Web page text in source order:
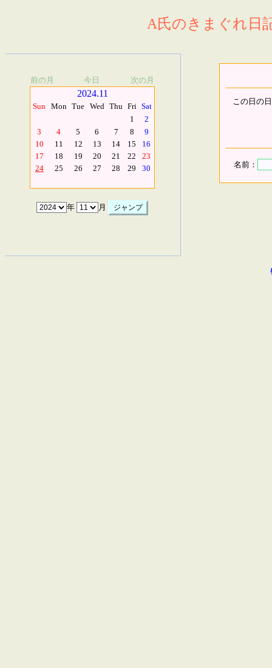
A氏のきまぐれ日
前の月 今日 次の月
2024.11
Sun Mon Tue Wed Thu Fri Sat
1
2
3
4 5 6 7 8
9
10
11 12 13 14 15
16
17
18 19 20 21 22
23
24
25 26 27 28 29 30
年 月
この日の
名前：